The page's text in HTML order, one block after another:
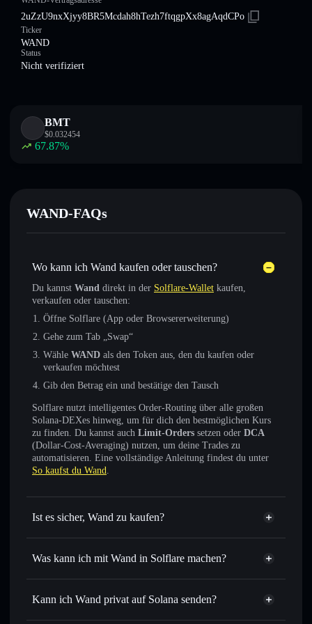
2uZzU9nxXjyy8BR5Mcdah8hTezh7ftqgpXx8agAqdCPo
Ticker
WAND
Status
Nicht verifiziert
BMT
$0.032454
67.87%
WAND-FAQs
Wo kann ich Wand kaufen oder tauschen?
Du kannst Wand direkt in der Solflare-Wallet kaufen,
verkaufen oder tauschen:
Öffne Solflare (App oder Browsererweiterung)
Gehe zum Tab „Swap“
Wähle WAND als den Token aus, den du kaufen oder
verkaufen möchtest
Gib den Betrag ein und bestätige den Tausch
Solflare nutzt intelligentes Order-Routing über alle großen
Solana-DEXes hinweg, um für dich den bestmöglichen Kurs
zu finden. Du kannst auch Limit-Orders setzen oder DCA
(Dollar-Cost-Averaging) nutzen, um deine Trades zu
automatisieren. Eine vollständige Anleitung findest du unter
So kaufst du Wand.
Ist es sicher, Wand zu kaufen?
Wand nicht verifiziert
Was kann ich mit Wand in Solflare machen?
Wand
Solflare-Wallet
Sofort tauschen– handle WAND gegen SOL, USDC oder
Kann ich Wand privat auf Solana senden?
Privacy